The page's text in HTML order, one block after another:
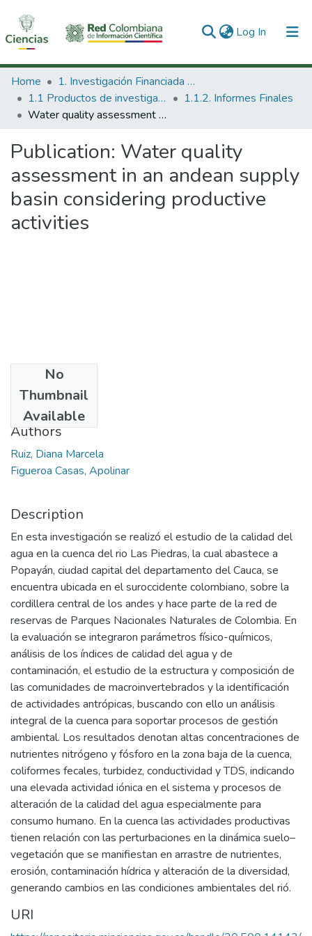
Log In (current)
Communities & Collections
All of DSpace
Home
1. Investigación Financiada con Recursos Públicos
1.1 Productos de investigación
1.1.2. Informes Finales
Water quality assessment in an andean supply basin considering productive activities
Publication: Water quality
assessment in an andean supply
basin considering productive
activities
No
Thumbnail
Available
2013
Authors
Ruiz, Diana Marcela
Figueroa Casas, Apolinar
Description
En esta investigación se realizó el estudio de la calidad del
agua en la cuenca del rio Las Piedras, la cual abastece a
Popayán, ciudad capital del departamento del Cauca, se
encuentra ubicada en el suroccidente colombiano, sobre la
cordillera central de los andes y hace parte de la red de
reservas de Parques Nacionales Naturales de Colombia. En
la evaluación se integraron parámetros físico-químicos,
análisis de los índices de calidad del agua y de
contaminación, el estudio de la estructura y composición de
las comunidades de macroinvertebrados y la identificación
de actividades antrópicas, buscando con ello un análisis
integral de la cuenca para soportar procesos de gestión
ambiental. Los resultados denotan altas concentraciones de
nutrientes nitrógeno y fósforo en la zona baja de la cuenca,
coliformes fecales, turbidez, conductividad y TDS, indicando
una elevada actividad iónica en el sistema y procesos de
alteración de la calidad del agua especialmente para
consumo humano. En la cuenca las actividades productivas
tienen relación con las perturbaciones en la dinámica suelo–
vegetación que se manifiestan en arrastre de nutrientes,
erosión, contaminación hídrica y alteración de la diversidad,
generando cambios en las condiciones ambientales del rió.
URI